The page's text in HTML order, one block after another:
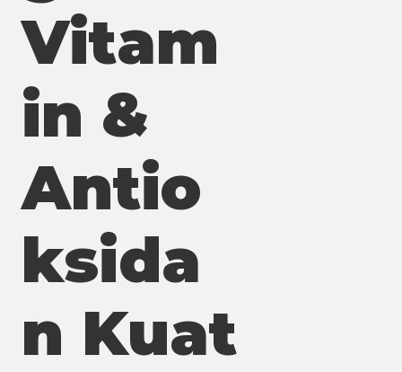
Vitam
in &
Antio
ksida
n Kuat